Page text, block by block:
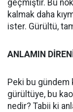
geçmiştir. Bu
kalmak daha
ister. Gürültü,
ANLAMIN
Peki bu gündem
gürültüye, bu
nedir? Tabii ki